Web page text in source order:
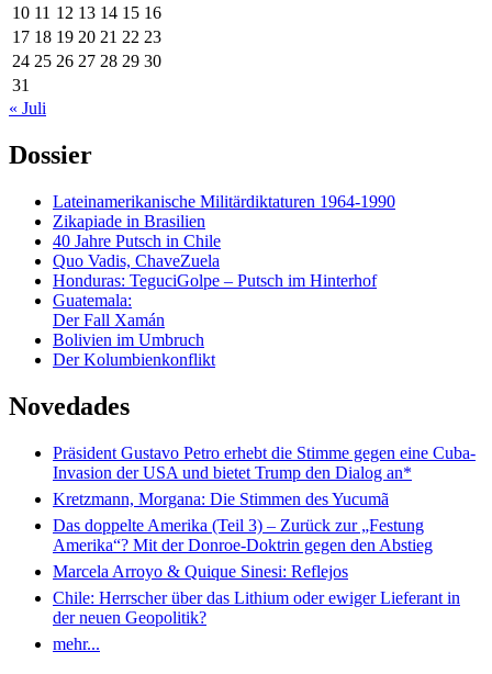
10 11 12 13 14 15 16
17 18 19 20 21 22 23
24 25 26 27 28 29 30
31
« Juli
Dossier
Lateinamerikanische Militärdiktaturen 1964-1990
Zikapiade in Brasilien
40 Jahre Putsch in Chile
Quo Vadis, ChaveZuela
Honduras: TeguciGolpe – Putsch im Hinterhof
Guatemala:
Der Fall Xamán
Bolivien im Umbruch
Der Kolumbienkonflikt
Novedades
Präsident Gustavo Petro erhebt die Stimme gegen eine Cuba-
Invasion der USA und bietet Trump den Dialog an*
Kretzmann, Morgana: Die Stimmen des Yucumã
Das doppelte Amerika (Teil 3) – Zurück zur „Festung
Amerika“? Mit der Donroe-Doktrin gegen den Abstieg
Marcela Arroyo & Quique Sinesi: Reflejos
Chile: Herrscher über das Lithium oder ewiger Lieferant in
der neuen Geopolitik?
mehr...